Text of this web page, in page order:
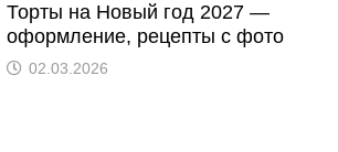
Торты на Новый год 2027 —
оформление, рецепты с фото
02.03.2026